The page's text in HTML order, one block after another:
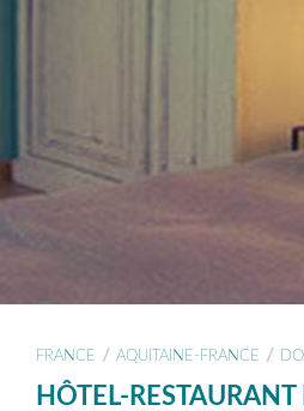
FRANCE / AQUITAINE-FRANCE /
HÔTEL-